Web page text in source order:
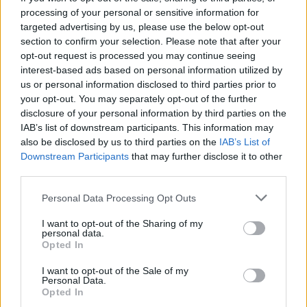
processing of your personal or sensitive information for
targeted advertising by us, please use the below opt-out
section to confirm your selection. Please note that after your
opt-out request is processed you may continue seeing
interest-based ads based on personal information utilized by
us or personal information disclosed to third parties prior to
your opt-out. You may separately opt-out of the further
disclosure of your personal information by third parties on the
IAB’s list of downstream participants. This information may
also be disclosed by us to third parties on the IAB’s List of
Downstream Participants that may further disclose it to other
Please note that this website/app uses one or more Google
not limited to your visit or usage behaviour. You may click to
grant or deny consent to Google and its third-party tags to
use your data for below specified purposes in below Google
consent section.
Personal Data Processing Opt Outs
I want to opt-out of the Sharing of my
personal data.
Opted In
I want to opt-out of the Sale of my
Personal Data.
Opted In
pe…
Incendi, a San Pasquale arriva il Campo Base:
l’inaugurazione
Andrea Mura conquista Palau: grande
partecipazione per il suo racconto
Calangianus, allarme sul centro accoglienza
minori, Albieri: “Episodi gravissimi”